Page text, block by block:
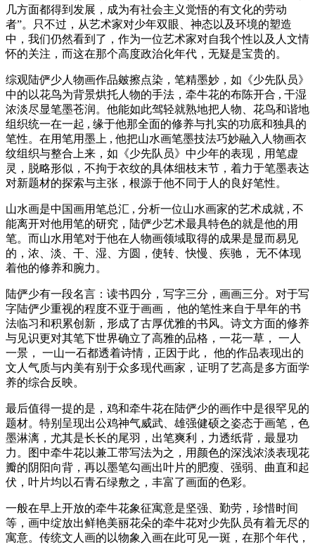
几方面都得到发展，成为有社会主义觉悟的有文化的劳动
者”。只不过，从艺术家对少年双眼、神态以及环境的塑造
中，我们仍然看到了，作为一位艺术家对自我个性以及人文情
怀的关注，而这在那个高度政治化年代，无疑是宝贵的。
综观陆俨少人物画作品皴擦点染，笔精墨妙，如《少先队员》
中的以花鸟为背景烘托人物的手法，牵牛花的布陈开合 , 干湿
浓淡尽显笔墨苍润。他能如此驾轻就熟地把人物、花鸟和谐地
组织统一在一起 , 缘于他那全面的修养与扎实的功底和独具的
笔性。在用笔用墨上 , 他把山水画笔墨技法巧妙融入人物画衣
纹组织与整合上来，如《少先队员》中少年的表现，用笔虚
灵，脱略形似，不拘于衣纹的具体细枝末节，着力于笔墨表达
对新题材的探索与主张，根源于他不同于人的良好笔性。
山水画是中国画用笔总汇 , 分析一位山水画家的艺术成就 , 不
能离开对他用笔的研究，陆俨少艺术最具特色的就是他的用
笔。而山水用笔对于他在人物画领域取得的成果是显而易见
的，浓、淡、干、湿、方圆，使转、快慢、疾驰， 无不体现
着他的修养和腕力。
陆俨少有一段名言：读书四分，写字三分，画画三分。对于写
字陆俨少重视的程度不亚于画画， 他的笔性来自于早年的书
法临习和积累创新，形成了古厚优雅的书风。诗文方面的修养
与见识更对其笔下世界确立了高雅的品格，一花一草， 一人
一景， 一山一石都透着诗情，正因于此， 他的作品表现出的
文人气质与内美有别于众多现代画家，证明了艺高是多方面学
养的综合反映。
最后值得一提的是，鸡和牵牛花在陆俨少的画作中是很罕见的
题材。特别呈现出公鸡神气威武、雄强健硕之姿态于画笔，色
墨淋漓，尤其是长长的尾羽，出笔爽利，力透纸背，最显功
力。图中牵牛花以兼工带写法为之，用颜色的深浅浓淡表现花
瓣的阴阳向背，再以墨笔勾画出叶片的肥瘦、强弱、曲直和起
伏，叶片均以石青石绿敷之，丰富了画面的色彩。
一般在早上开放的牵牛花象征寓意是坚强、勤劳，珍惜时间
等，画中绽放出鲜艳美丽花朵的牵牛花对少先队员有着无尽的
寓意。传统文人画的以物象入画在此可见一斑，在那个年代，